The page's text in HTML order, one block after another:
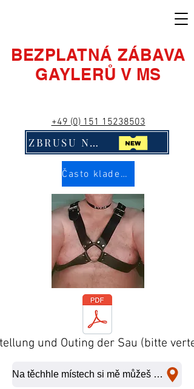
BEZPLATNÁ ZÁBAVA
GAYLERŮ V MS
+49 (0) 151 15238503
ZBRUSU NOVÉ! Klikni na mě!!
Často kladené otázky
und Outing der Sau (bitte
Na těchhle místech si mě můžeš ošukat na rychlo.